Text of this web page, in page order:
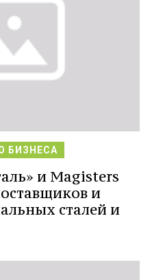
БИЗНЕСА
и Magisters
и
сталей и